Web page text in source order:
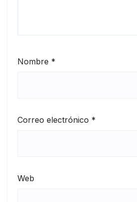
Nombre *
Correo electrónico *
Web